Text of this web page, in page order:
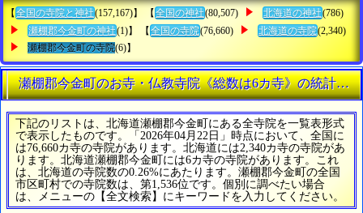
【 全国の寺院と神社(157,167)】 【 全国の神社(80,507) 北海道の神社(786)
瀬棚郡今金町の神社(1)】 【 全国の寺院(76,660) 北海道の寺院(2,340)
瀬棚郡今金町の寺院(6)】
瀬棚郡今金町のお寺・仏教寺院《総数は6カ寺》の統計情
下記のリストは、北海道瀬棚郡今金町にある全寺院を一覧表形式
で表示したものです。「2026年04月22日」時点において、全国に
は76,660カ寺の寺院があります。北海道には2,340カ寺の寺院があ
ります。北海道瀬棚郡今金町には6カ寺の寺院があります。これ
は、北海道の寺院数の0.26%にあたります。瀬棚郡今金町の全国
市区町村での寺院数は、第1,536位です。個別に調べたい場合
は、メニューの【全文検索】にキーワードを入力してください。